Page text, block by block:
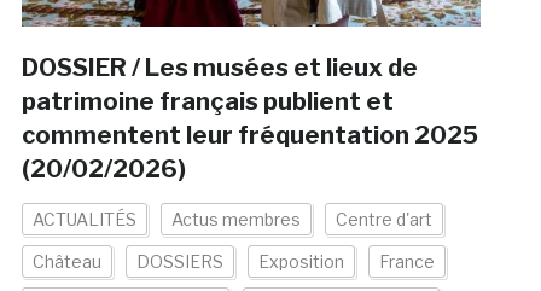
DOSSIER / Les musées et lieux de
patrimoine français publient et
commentent leur fréquentation 2025
(20/02/2026)
ACTUALITÉS Actus membres Centre d'art
Château DOSSIERS Exposition France